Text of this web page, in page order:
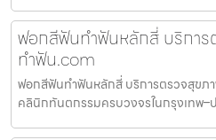
ฟอกสีฟันทำฟันหลักสี่ บริการ
ทำฟัน.com
ฟอกสีฟันทำฟันหลักสี่ บริการตรวจสุขภ
คลินิกทันตกรรมครบวงจรในกรุงเทพ